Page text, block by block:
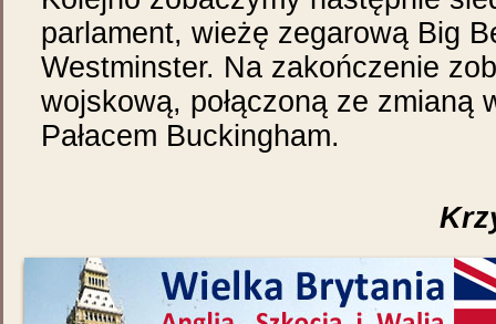
parlament, wieżę zegarową Big
Westminster. Na zakończenie
wojskową, połączoną ze zmianą
Pałacem Buckingham.